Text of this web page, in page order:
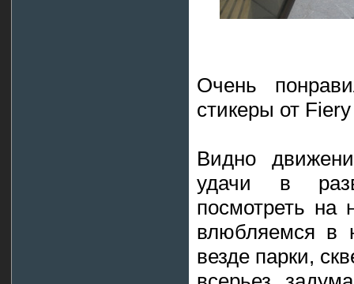
Очень
стикеры от
Видно
удачи в
посмотреть на
влюбляемся в
везде парки,